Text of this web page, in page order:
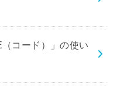
コード）」の使い